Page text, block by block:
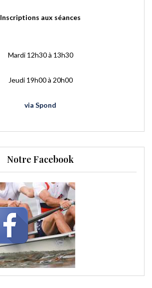
Inscriptions aux séances
Mardi 12h30 à 13h30
Jeudi 19h00 à 20h00
via Spond
Notre Facebook